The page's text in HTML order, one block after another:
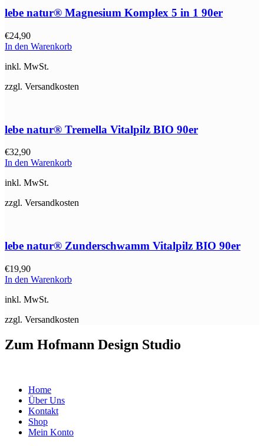
lebe natur® Magnesium Komplex 5 in 1 90er
€24,90
In den Warenkorb
inkl. MwSt.
zzgl. Versandkosten
lebe natur® Tremella Vitalpilz BIO 90er
€32,90
In den Warenkorb
inkl. MwSt.
zzgl. Versandkosten
lebe natur® Zunderschwamm Vitalpilz BIO 90er
€19,90
In den Warenkorb
inkl. MwSt.
zzgl. Versandkosten
Zum Hofmann Design Studio
Home
Über Uns
Kontakt
Shop
Mein Konto